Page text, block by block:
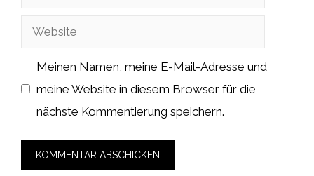
Website
Meinen Namen, meine E-Mail-Adresse und
meine Website in diesem Browser für die
nächste Kommentierung speichern.